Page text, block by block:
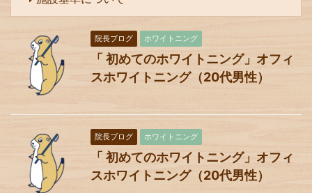
院長ブログ ホワイトニング
「 初めてのホワイトニング」オフィ
スホワイトニング（20代男性）
院長ブログ ホワイトニング
「 初めてのホワイトニング」オフィ
スホワイトニング（20代男性）